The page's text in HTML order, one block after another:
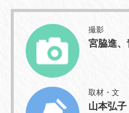
撮影
宮脇進
取材・文
山本弘子